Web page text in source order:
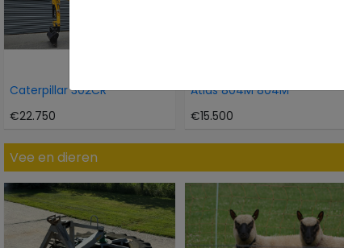
Caterpillar 302CR
€22.750
Atlas 804M 804M
€15.500
Vee en dieren